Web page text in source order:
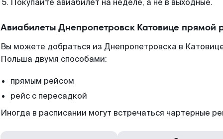
Покупайте авиабилет на неделе, а не в выходные.
Авиабилеты Днепропетровск Катовице прямой
Вы можете добраться из Днепропетровска в
Польша двумя способами:
прямым рейсом
рейс с пересадкой
Иногда в расписании могут встречаться чартерные